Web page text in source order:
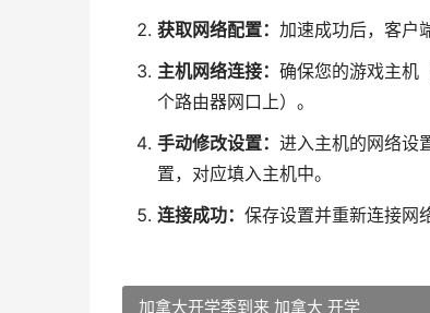
获取网络配置： 加速成功后，客户
主机网络连接： 确保您的游戏主机
个路由器网口上）。
手动修改设置： 进入主机的网络设
置，对应填入主机中。
连接成功： 保存设置并重新连接网
加拿大开学季到来 加拿大 开学